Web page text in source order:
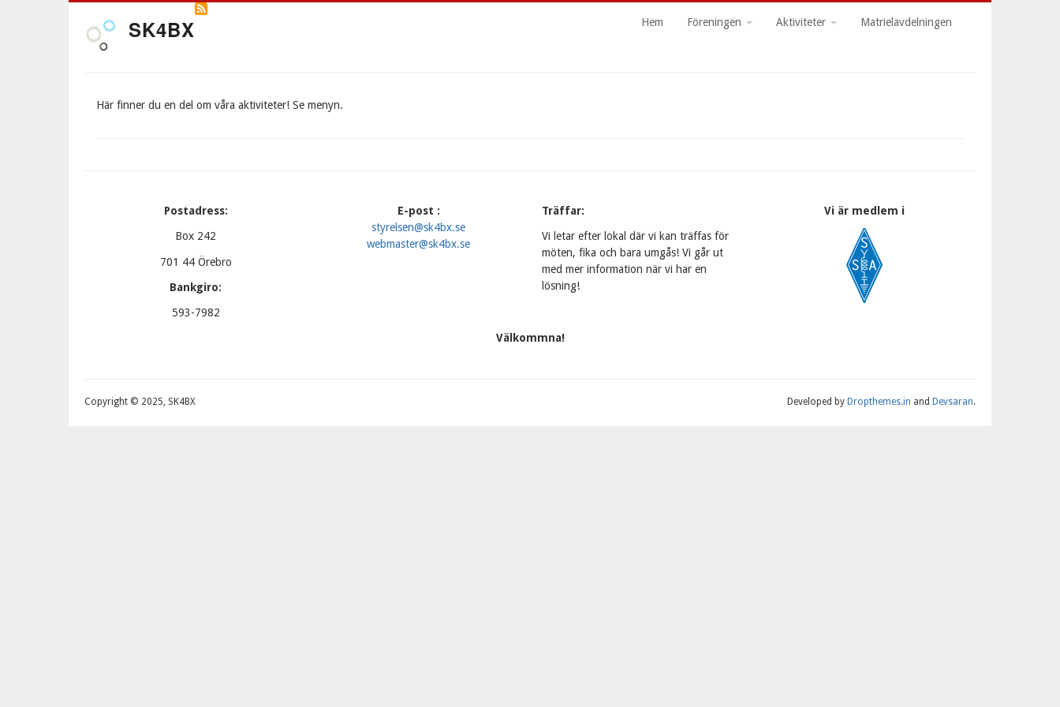
SK4BX Huvudmeny
Hem Föreningen Aktiviteter Matrielavdelningen
Här finner du en del om våra aktiviteter! Se menyn.
Postadress:
Box 242
701 44 Örebro
Bankgiro:
593-7982
E-post :
styrelsen@sk4bx.se
webmaster@sk4bx.se
Träffar:
Vi letar efter lokal där vi kan träffas för
möten, fika och bara umgås! Vi går ut
med mer information när vi har en
lösning!
Vi är medlem i
Välkommna!
Copyright © 2025, SK4BX Developed by Dropthemes.in and Devsaran.